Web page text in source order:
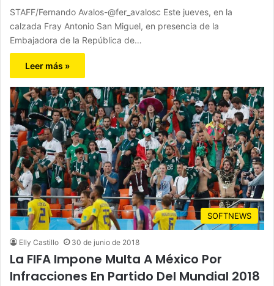
STAFF/Fernando Avalos-@fer_avalosc Este jueves, en la
calzada Fray Antonio San Miguel, en presencia de la
Embajadora de la República de…
Leer más »
SOFTNEWS
Elly Castillo 30 de junio de 2018
La FIFA Impone Multa A México Por
Infracciones En Partido Del Mundial 2018